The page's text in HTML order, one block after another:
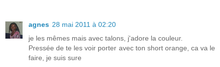
agnes 28 mai 2011 à 02:20
je les mêmes mais avec talons, j'adore la couleur.
Pressée de te les voir porter avec ton short orange, ca va le
faire, je suis sure